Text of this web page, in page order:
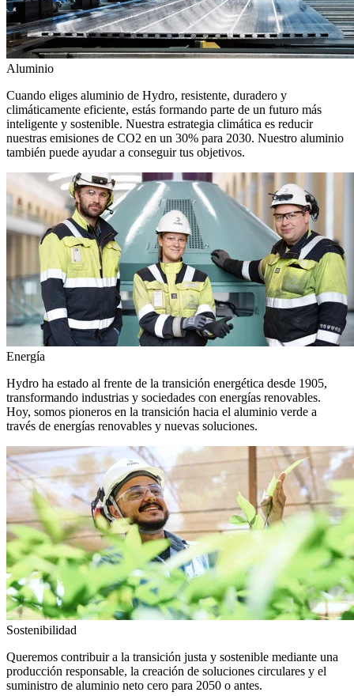
Aluminio
Cuando eliges aluminio de Hydro, resistente, duradero y
climáticamente eficiente, estás formando parte de un futuro más
inteligente y sostenible. Nuestra estrategia climática es reducir
nuestras emisiones de CO2 en un 30% para 2030. Nuestro aluminio
también puede ayudar a conseguir tus objetivos.
Energía
Hydro ha estado al frente de la transición energética desde 1905,
transformando industrias y sociedades con energías renovables.
Hoy, somos pioneros en la transición hacia el aluminio verde a
través de energías renovables y nuevas soluciones.
Sostenibilidad
Queremos contribuir a la transición justa y sostenible mediante una
producción responsable, la creación de soluciones circulares y el
suministro de aluminio neto cero para 2050 o antes.